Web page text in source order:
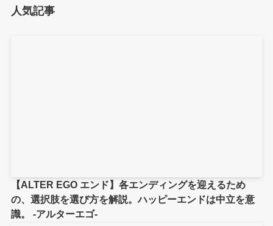
人気記事
【ALTER EGO エンド】各エンディングを迎えるため
の、選択肢を選び方を解説。ハッピーエンドは中立を意
識。 -アルターエゴ-